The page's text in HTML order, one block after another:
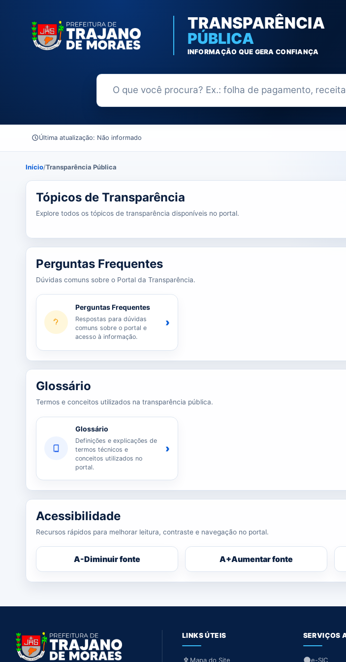
TRANSPARÊNCIA
PÚBLICA
INFORMAÇÃO QUE GERA CONFIANÇA
Buscar no Portal da Transparência
Última atualização: Não informado
Início/Transparência Pública
0 tópicos carregados do banco de dados.
Tópicos de Transparência
Explore todos os tópicos de transparência disponíveis no portal.
Perguntas Frequentes
Dúvidas comuns sobre o Portal da Transparência.
Perguntas Frequentes
Respostas para dúvidas
comuns sobre o portal e
acesso à informação.
›
Glossário
Termos e conceitos utilizados na transparência pública.
Glossário
Definições e explicações de
termos técnicos e
conceitos utilizados no
portal.
›
Acessibilidade
Recursos rápidos para melhorar leitura, contraste e navegação no portal.
A-Diminuir fonte A+Aumentar fonte
LINKS ÚTEIS
Mapa do Site
SERVIÇOS
e-SIC